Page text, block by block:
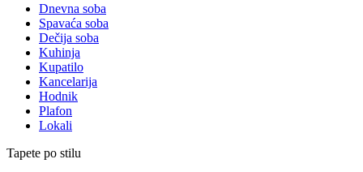
Dnevna soba
Spavaća soba
Dečija soba
Kuhinja
Kupatilo
Kancelarija
Hodnik
Plafon
Lokali
Tapete po stilu